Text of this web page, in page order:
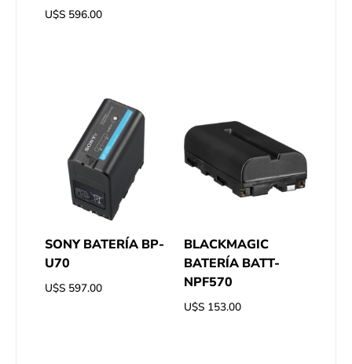
U$S 596.00
SONY BATERÍA BP-
U70
U$S 597.00
BLACKMAGIC
BATERÍA BATT-
NPF570
U$S 153.00